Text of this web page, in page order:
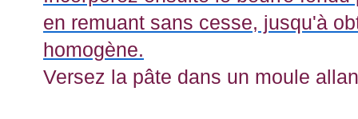
en remuant sans cesse, jusqu'à
homogène.
Versez la pâte dans un moule